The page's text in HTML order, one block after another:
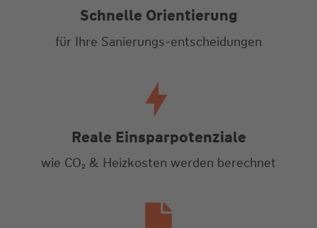
Schnelle Orientierung
für Ihre Sanierungs-entscheidungen
Reale Einsparpotenziale
wie CO₂ & Heizkosten werden berechnet